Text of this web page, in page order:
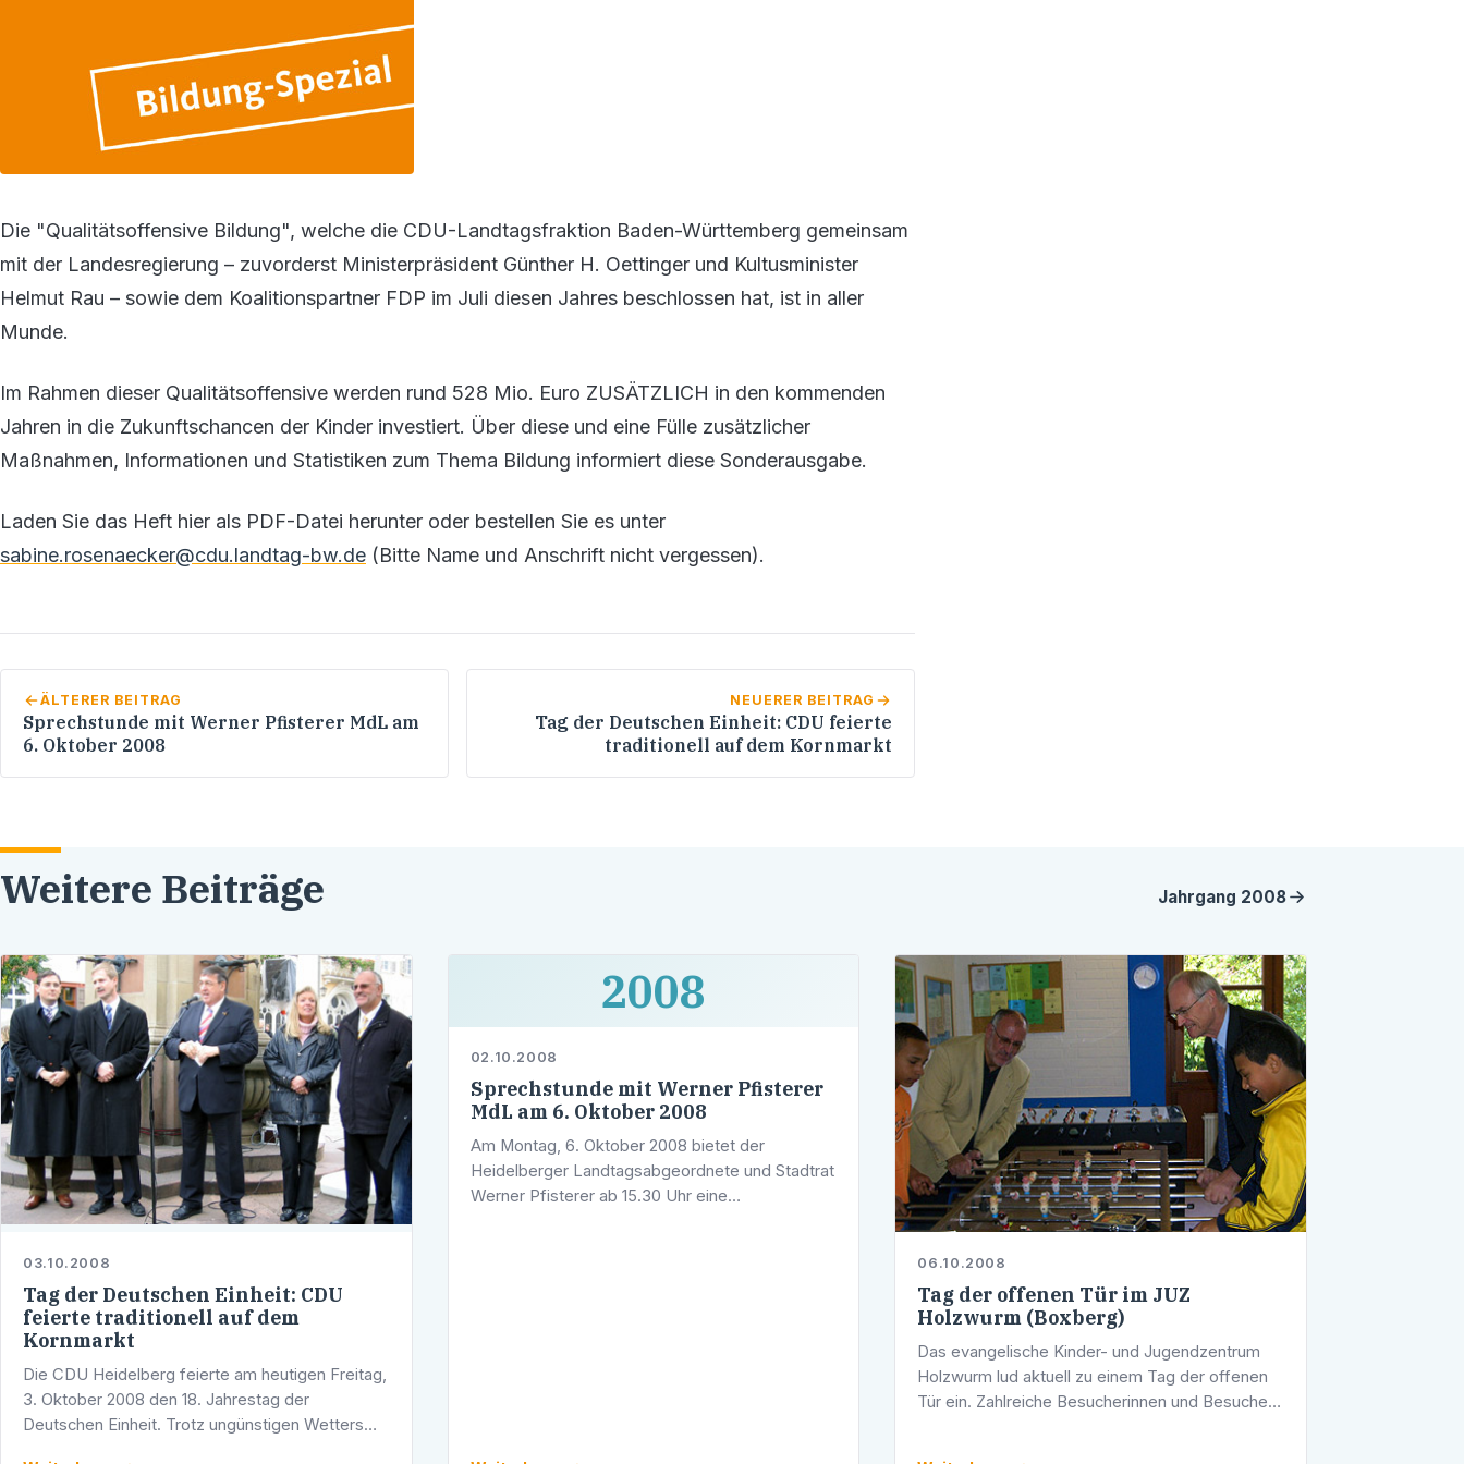
Die "Qualitätsoffensive Bildung", welche die CDU-Landtagsfraktion Baden-Württemberg gemeinsam
mit der Landesregierung – zuvorderst Ministerpräsident Günther H. Oettinger und Kultusminister
Helmut Rau – sowie dem Koalitionspartner FDP im Juli diesen Jahres beschlossen hat, ist in aller
Munde.
Im Rahmen dieser Qualitätsoffensive werden rund 528 Mio. Euro ZUSÄTZLICH in den kommenden
Jahren in die Zukunftschancen der Kinder investiert. Über diese und eine Fülle zusätzlicher
Maßnahmen, Informationen und Statistiken zum Thema Bildung informiert diese Sonderausgabe.
Laden Sie das Heft hier als PDF-Datei herunter oder bestellen Sie es unter
sabine.rosenaecker@cdu.landtag-bw.de (Bitte Name und Anschrift nicht vergessen).
ÄLTERER BEITRAG
Sprechstunde mit Werner Pfisterer MdL am
6. Oktober 2008
NEUERER BEITRAG
Tag der Deutschen Einheit: CDU feierte
traditionell auf dem Kornmarkt
Weitere Beiträge Jahrgang 2008
03.10.2008
Tag der Deutschen Einheit: CDU
feierte traditionell auf dem
Kornmarkt
Die CDU Heidelberg feierte am heutigen Freitag,
3. Oktober 2008 den 18. Jahrestag der
Deutschen Einheit. Trotz ungünstigen Wetters
2008
02.10.2008
Sprechstunde mit Werner Pfisterer
MdL am 6. Oktober 2008
Am Montag, 6. Oktober 2008 bietet der
Heidelberger Landtagsabgeordnete und Stadtrat
Werner Pfisterer ab 15.30 Uhr eine
06.10.2008
Tag der offenen Tür im JUZ
Holzwurm (Boxberg)
Das evangelische Kinder- und Jugendzentrum
Holzwurm lud aktuell zu einem Tag der offenen
Tür ein. Zahlreiche Besucherinnen und Besucher